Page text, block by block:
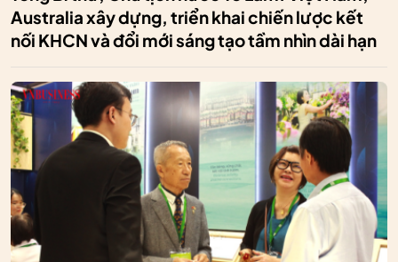
Australia xây dựng, triển khai chiến lược kết
nối KHCN và đổi mới sáng tạo tầm nhìn dài hạn